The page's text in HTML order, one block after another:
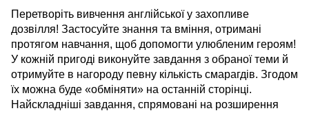
Перетворіть вивчення англійської у захопливе
дозвілля! Застосуйте знання та вміння, отримані
протягом навчання, щоб допомогти улюбленим героям!
У кожній пригоді виконуйте завдання з обраної теми й
отримуйте в нагороду певну кількість смарагдів. Згодом
їх можна буде «обміняти» на останній сторінці.
Найскладніші завдання, спрямовані на розширення